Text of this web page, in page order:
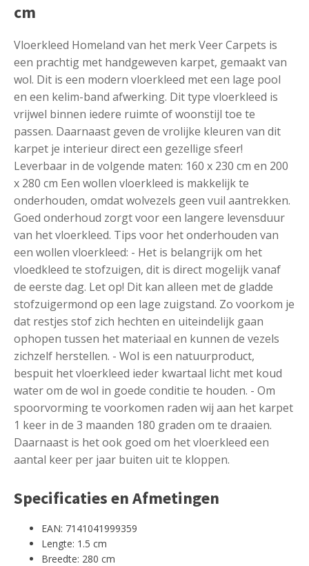
cm
Vloerkleed Homeland van het merk Veer Carpets is
een prachtig met handgeweven karpet, gemaakt van
wol. Dit is een modern vloerkleed met een lage pool
en een kelim-band afwerking. Dit type vloerkleed is
vrijwel binnen iedere ruimte of woonstijl toe te
passen. Daarnaast geven de vrolijke kleuren van dit
karpet je interieur direct een gezellige sfeer!
Leverbaar in de volgende maten: 160 x 230 cm en 200
x 280 cm Een wollen vloerkleed is makkelijk te
onderhouden, omdat wolvezels geen vuil aantrekken.
Goed onderhoud zorgt voor een langere levensduur
van het vloerkleed. Tips voor het onderhouden van
een wollen vloerkleed: - Het is belangrijk om het
vloedkleed te stofzuigen, dit is direct mogelijk vanaf
de eerste dag. Let op! Dit kan alleen met de gladde
stofzuigermond op een lage zuigstand. Zo voorkom je
dat restjes stof zich hechten en uiteindelijk gaan
ophopen tussen het materiaal en kunnen de vezels
zichzelf herstellen. - Wol is een natuurproduct,
bespuit het vloerkleed ieder kwartaal licht met koud
water om de wol in goede conditie te houden. - Om
spoorvorming te voorkomen raden wij aan het karpet
1 keer in de 3 maanden 180 graden om te draaien.
Daarnaast is het ook goed om het vloerkleed een
aantal keer per jaar buiten uit te kloppen.
Specificaties en Afmetingen
EAN: 7141041999359
Lengte: 1.5 cm
Breedte: 280 cm